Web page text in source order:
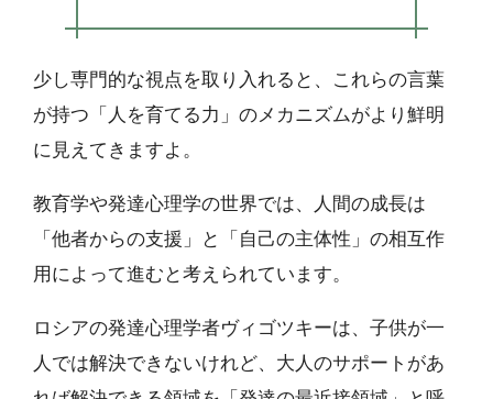
少し専門的な視点を取り入れると、これらの言葉
が持つ「人を育てる力」のメカニズムがより鮮明
に見えてきますよ。
教育学や発達心理学の世界では、人間の成長は
「他者からの支援」と「自己の主体性」の相互作
用によって進むと考えられています。
ロシアの発達心理学者ヴィゴツキーは、子供が一
人では解決できないけれど、大人のサポートがあ